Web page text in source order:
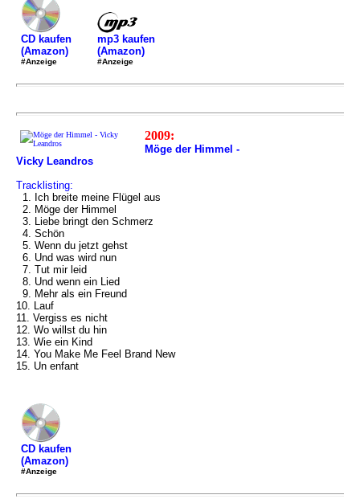
CD kaufen
(Amazon)
#Anzeige
mp3 kaufen
(Amazon)
#Anzeige
2009:
Möge der Himmel -
Vicky Leandros
Tracklisting:
1. Ich breite meine Flügel aus
2. Möge der Himmel
3. Liebe bringt den Schmerz
4. Schön
5. Wenn du jetzt gehst
6. Und was wird nun
7. Tut mir leid
8. Und wenn ein Lied
9. Mehr als ein Freund
10. Lauf
11. Vergiss es nicht
12. Wo willst du hin
13. Wie ein Kind
14. You Make Me Feel Brand New
15. Un enfant
CD kaufen
(Amazon)
#Anzeige